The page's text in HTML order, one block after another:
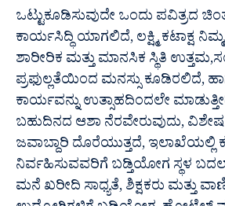
ಒಟ್ಟುಕೂಡಿಸುವುದೇ ಒಂದು ಪವಿತ್ರದ
ಕಾರ್ಯಸಿದ್ಧಿ ಯಾಗಲಿದೆ, ಲಕ್ಷ್ಮಿ ಕಟಾಕ್ಷ
ಶಾರೀರಿಕ ಮತ್ತು ಮಾನಸಿಕ ಸ್ಥಿತಿ
ಪ್ರಫುಲ್ಲತೆಯಿಂದ ಮನಸ್ಸು ಕೂಡಿರಲಿದೆ,
ಕಾರ್ಯವನ್ನು ಉತ್ಸಾಹದಿಂದಲೇ
ಬಹುದಿನದ ಆಶಾ ನೆರವೇರುವುದು,
ಜವಾಬ್ದಾರಿ ದೊರೆಯುತ್ತದೆ, ಇಲಾಖೆಯಲ್ಲಿ
ನಿರ್ವಹಿಸುವವರಿಗೆ ಬಡ್ತಿಯೋಗ ಸ್ಥಳ
ಮನೆ ಖರೀದಿ ಸಾಧ್ಯತೆ, ಶಿಕ್ಷಕರು ಮತ್ತು